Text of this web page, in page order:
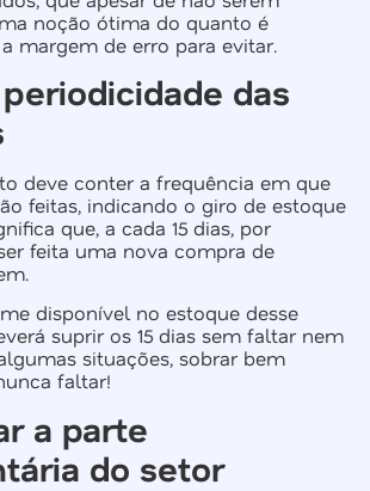
noção ótima do quanto é
margem de erro para evitar.
das
deve conter a frequência em que
feitas, indicando o giro de estoque
que, a cada 15 dias, por
feita uma nova compra de
disponível no estoque desse
suprir os 15 dias sem faltar nem
situações, sobrar bem
faltar!
a parte
do setor